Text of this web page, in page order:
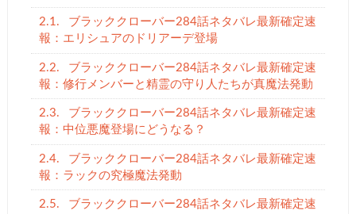
2.1.
ブラッククローバー284話ネタバレ最新確定速
報：エリシュアのドリアーデ登場
2.2.
ブラッククローバー284話ネタバレ最新確定速
報：修行メンバーと精霊の守り人たちが真魔法発動
2.3.
ブラッククローバー284話ネタバレ最新確定速
報：中位悪魔登場にどうなる？
2.4.
ブラッククローバー284話ネタバレ最新確定速
報：ラックの究極魔法発動
2.5.
ブラッククローバー284話ネタバレ最新確定速